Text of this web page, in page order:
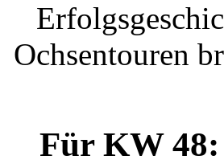
Ochsentouren
Für KW